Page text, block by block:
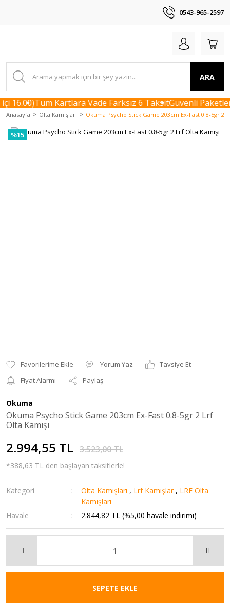
0543-965-2597
ARA
16.00)Tüm Kartlara Vade Farksız 6 TaksitGüvenli
Anasayfa Olta Kamışları Okuma Psycho Stick Game 203cm Ex-Fast 0.8-5gr 2
%15
Yorum Yaz
Tavsiye Et
Fiyat Alarmı
Paylaş
Okuma
Okuma Psycho Stick Game 203cm Ex-Fast 0.8-5gr 2 Lrf
Olta Kamışı
2.994,55 TL 3.523,00 TL
*388,63 TL den başlayan taksitlerle!
Kategori Olta Kamışları , Lrf Kamışlar , LRF Olta
Kamışları
Havale
2.844,82 TL (%5,00 havale indirimi)
SEPETE EKLE